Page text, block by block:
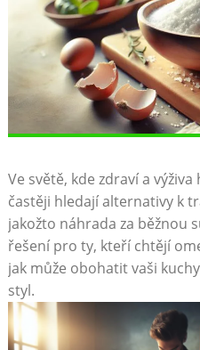
Ve světě, kde zdraví a
častěji hledají alternativy k
jakožto náhrada za běžnou
řešení pro ty, kteří chtějí
jak může obohatit vaši
styl.